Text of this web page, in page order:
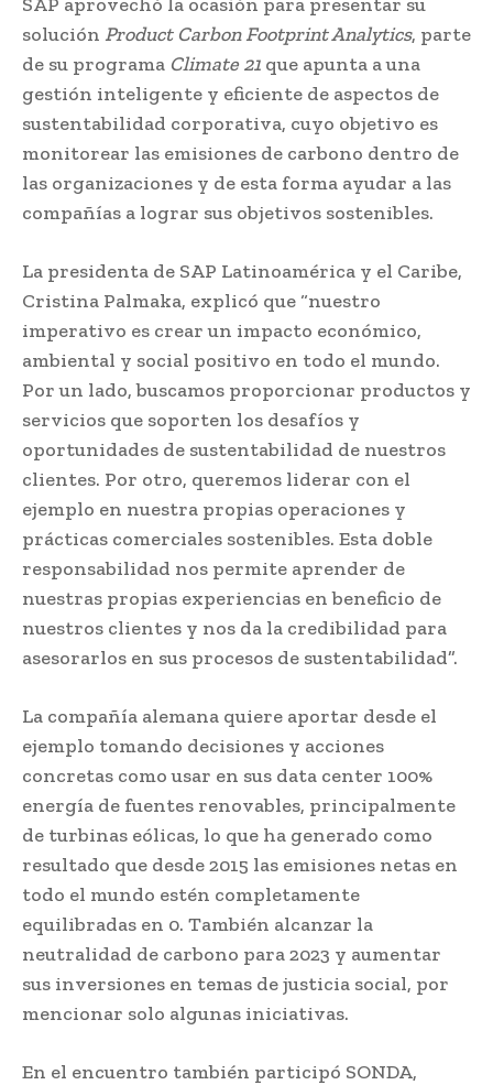
solución Product Carbon Footprint Analytics, parte
de su programa Climate 21 que apunta a una
gestión inteligente y eficiente de aspectos de
sustentabilidad corporativa, cuyo objetivo es
monitorear las emisiones de carbono dentro de
las organizaciones y de esta forma ayudar a las
compañías a lograr sus objetivos sostenibles.
La presidenta de SAP Latinoamérica y el Caribe,
Cristina Palmaka, explicó que “nuestro
imperativo es crear un impacto económico,
ambiental y social positivo en todo el mundo.
Por un lado, buscamos proporcionar productos y
servicios que soporten los desafíos y
oportunidades de sustentabilidad de nuestros
clientes. Por otro, queremos liderar con el
ejemplo en nuestra propias operaciones y
prácticas comerciales sostenibles. Esta doble
responsabilidad nos permite aprender de
nuestras propias experiencias en beneficio de
nuestros clientes y nos da la credibilidad para
asesorarlos en sus procesos de sustentabilidad”.
La compañía alemana quiere aportar desde el
ejemplo tomando decisiones y acciones
concretas como usar en sus data center 100%
energía de fuentes renovables, principalmente
de turbinas eólicas, lo que ha generado como
resultado que desde 2015 las emisiones netas en
todo el mundo estén completamente
equilibradas en 0. También alcanzar la
neutralidad de carbono para 2023 y aumentar
sus inversiones en temas de justicia social, por
mencionar solo algunas iniciativas.
En el encuentro también participó SONDA,